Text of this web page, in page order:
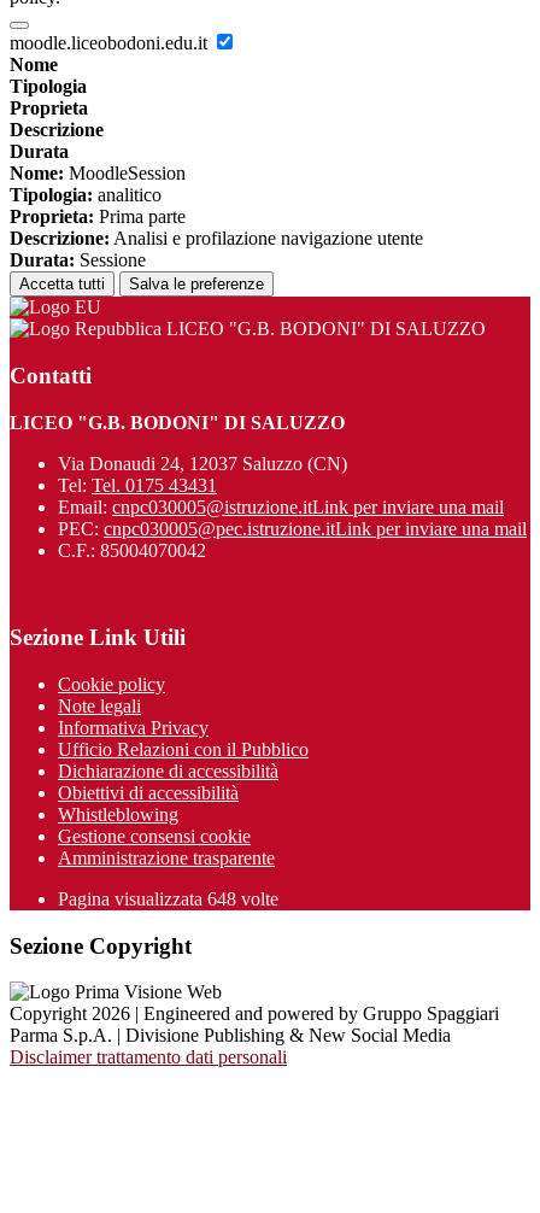
moodle.liceobodoni.edu.it
Nome
Tipologia
Proprieta
Descrizione
Durata
Nome: MoodleSession
Tipologia: analitico
Proprieta: Prima parte
Descrizione: Analisi e profilazione navigazione utente
Durata: Sessione
Accetta tutti Salva le preferenze
LICEO "G.B. BODONI" DI SALUZZO
Contatti
LICEO "G.B. BODONI" DI SALUZZO
Via Donaudi 24, 12037 Saluzzo (CN)
Tel: Tel. 0175 43431
Email: cnpc030005@istruzione.itLink per inviare una mail
PEC: cnpc030005@pec.istruzione.itLink per inviare una mail
C.F.: 85004070042
Sezione Link Utili
Cookie policy
Note legali
Informativa Privacy
Ufficio Relazioni con il Pubblico
Dichiarazione di accessibilità
Obiettivi di accessibilità
Whistleblowing
Gestione consensi cookie
Amministrazione trasparente
Pagina visualizzata 648 volte
Sezione Copyright
Copyright 2026 | Engineered and powered by Gruppo Spaggiari
Parma S.p.A. | Divisione Publishing & New Social Media
Disclaimer trattamento dati personali